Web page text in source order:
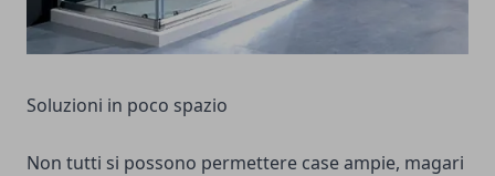
Soluzioni in poco spazio
Non tutti si possono permettere case ampie, magari